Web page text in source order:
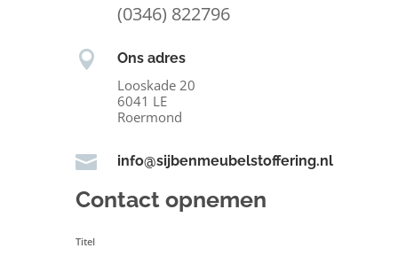
(0346) 822796
 Ons adres
Looskade 20
6041 LE
Roermond
 info@sijbenmeubelstoffering.nl
Contact opnemen
Titel